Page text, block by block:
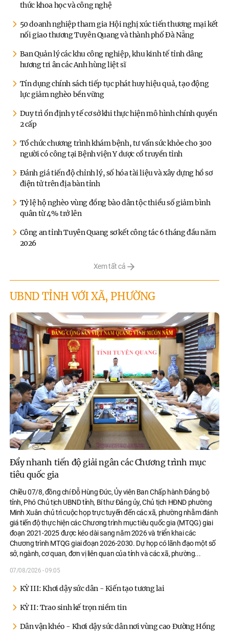
thức khoa học và công nghệ
50 doanh nghiệp tham gia Hội nghị xúc tiến thương mại kết
nối giao thương Tuyên Quang và thành phố Đà Nẵng
Ban Quản lý các khu công nghiệp, khu kinh tế tỉnh dâng
hương tri ân các Anh hùng liệt sĩ
Tín dụng chính sách tiếp tục phát huy hiệu quả, tạo động
lực giảm nghèo bền vững
Duy trì ổn định y tế cơ sở khi thực hiện mô hình chính quyền
2 cấp
Tổ chức chương trình khám bệnh, tư vấn sức khỏe cho 300
người có công tại Bệnh viện Y dược cổ truyền tỉnh
Đánh giá tiến độ chỉnh lý, số hóa tài liệu và xây dựng hồ sơ
điện tử trên địa bàn tỉnh
Tỷ lệ hộ nghèo vùng đồng bào dân tộc thiểu số giảm bình
quân từ 4% trở lên
Công an tỉnh Tuyên Quang sơ kết công tác 6 tháng đầu năm
2026
Xem tất cả
UBND TỈNH VỚI XÃ, PHƯỜNG
Đẩy nhanh tiến độ giải ngân các Chương trình mục
tiêu quốc gia
Chiều 07/8, đồng chí Đỗ Hùng Đức, Ủy viên Ban Chấp hành Đảng bộ
tỉnh, Phó Chủ tịch UBND tỉnh, Bí thư Đảng ủy, Chủ tịch HĐND phường
Minh Xuân chủ trì cuộc họp trực tuyến đến các xã, phường nhằm đánh
giá tiến độ thực hiện các Chương trình mục tiêu quốc gia (MTQG) giai
đoạn 2021-2025 được kéo dài sang năm 2026 và triển khai các
Chương trình MTQG giai đoạn 2026-2030. Dự họp có lãnh đạo một số
sở, ngành, cơ quan, đơn vị liên quan của tỉnh và các xã, phường...
07/08/2026 - 09:05
KỲ III: Khơi dậy sức dân - Kiến tạo tương lai
KỲ II: Trao sinh kế trọn niềm tin
Dân vận khéo - Khơi dậy sức dân nơi vùng cao Đường Hồng